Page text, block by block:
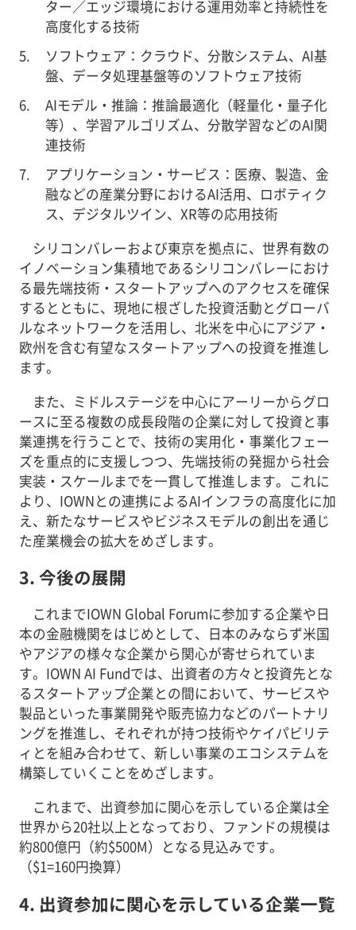
ター／エッジ環境における運用効率と持続性を
高度化する技術
ソフトウェア：クラウド、分散システム、AI基
盤、データ処理基盤等のソフトウェア技術
AIモデル・推論：推論最適化（軽量化・量子化
等）、学習アルゴリズム、分散学習などのAI関
連技術
アプリケーション・サービス：医療、製造、金
融などの産業分野におけるAI活用、ロボティク
ス、デジタルツイン、XR等の応用技術
シリコンバレーおよび東京を拠点に、世界有数の
イノベーション集積地であるシリコンバレーにおけ
る最先端技術・スタートアップへのアクセスを確保
するとともに、現地に根ざした投資活動とグローバ
ルなネットワークを活用し、北米を中心にアジア・
欧州を含む有望なスタートアップへの投資を推進し
ます。
また、ミドルステージを中心にアーリーからグロ
ースに至る複数の成長段階の企業に対して投資と事
業連携を行うことで、技術の実用化・事業化フェー
ズを重点的に支援しつつ、先端技術の発掘から社会
実装・スケールまでを一貫して推進します。これに
より、IOWNとの連携によるAIインフラの高度化に加
え、新たなサービスやビジネスモデルの創出を通じ
た産業機会の拡大をめざします。
3. 今後の展開
これまでIOWN Global Forumに参加する企業や日
本の金融機関をはじめとして、日本のみならず米国
やアジアの様々な企業から関心が寄せられていま
す。IOWN AI Fundでは、出資者の方々と投資先とな
るスタートアップ企業との間において、サービスや
製品といった事業開発や販売協力などのパートナリ
ングを推進し、それぞれが持つ技術やケイパビリテ
ィとを組み合わせて、新しい事業のエコシステムを
構築していくことをめざします。
これまで、出資参加に関心を示している企業は全
世界から20社以上となっており、ファンドの規模は
約800億円（約$500M）となる見込みです。
（$1=160円換算）
4. 出資参加に関心を示している企業一覧